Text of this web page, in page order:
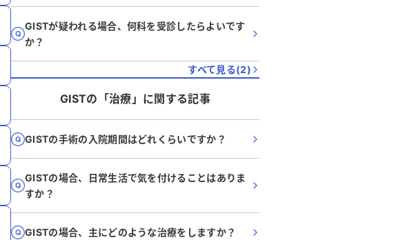
GISTが疑われる場合、何科を受診したらよいです
か？
すべて見る(2)
GISTの「治療 」に関する記事
GISTの手術の入院期間はどれくらいですか？
GISTの場合、日常生活で気を付けることはありま
すか？
GISTの場合、主にどのような治療をしますか？